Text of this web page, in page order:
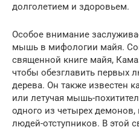
долголетием и здоровьем.
Особое внимание
мышь в мифологии майя.
священной книге майя,
чтобы обезглавить первых
дерева. Он также известен
или летучая мышь-
одного из четырех
людей-отступников. В этой